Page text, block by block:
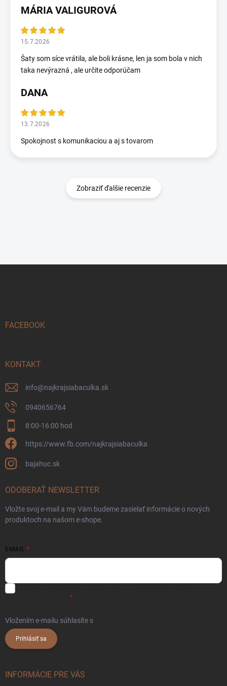
MÁRIA VALIGUROVÁ
15.7.2026
Šaty som síce vrátila, ale boli krásne, len ja som bola v nich
taka nevýrazná , ale určite odporúčam
DANA
13.7.2026
Spokojnost s komunikaciou a aj s tovarom
Zobraziť ďalšie recenzie
FACEBOOK
KONTAKT
info@najkrajsiabaculka.sk
0940656764
8:00-16:00 hod
https://www.fb.com/najkrajsiabaculka
bajahuc.sk
ODOBERAŤ NEWSLETTER
Vložte svoj e-mail a my Vám budeme zasielať informácie o nových
produktoch na našom e-shope.
EMAIL
Vložením e-mailu súhlasíte s
Prihlásiť sa
INFORMÁCIE PRE VÁS